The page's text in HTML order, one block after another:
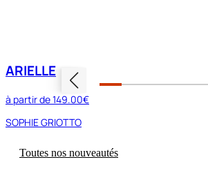
ARIELLE
à partir de149.00€
SOPHIE GRIOTTO
Toutes nos nouveautés